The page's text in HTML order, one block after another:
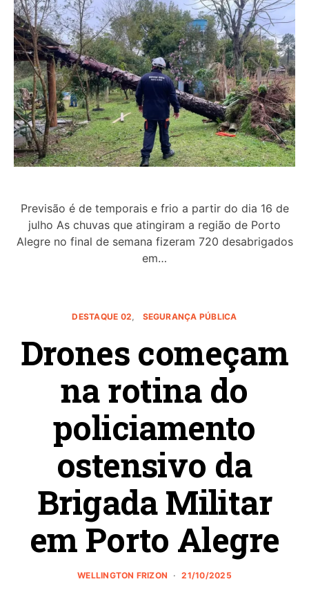
Previsão é de temporais e frio a partir do dia 16 de
julho As chuvas que atingiram a região de Porto
Alegre no final de semana fizeram 720 desabrigados
em…
DESTAQUE 02 SEGURANÇA PÚBLICA
Drones começam
na rotina do
policiamento
ostensivo da
Brigada Militar
em Porto Alegre
WELLINGTON FRIZON 21/10/2025